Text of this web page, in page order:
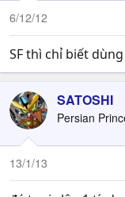
6/12/12
SF thì chỉ biết
SATOSHI
Persian
13/1/13